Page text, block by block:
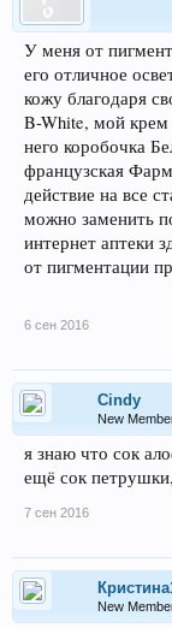
У меня от
его отличное
кожу благодаря
B-White, мой
него коробочка
французская
действие на все
можно заменить
интернет аптеки
от пигментации
6 сен 2016
Cindy
New
я знаю что сок
ещё сок
7 сен 2016
New